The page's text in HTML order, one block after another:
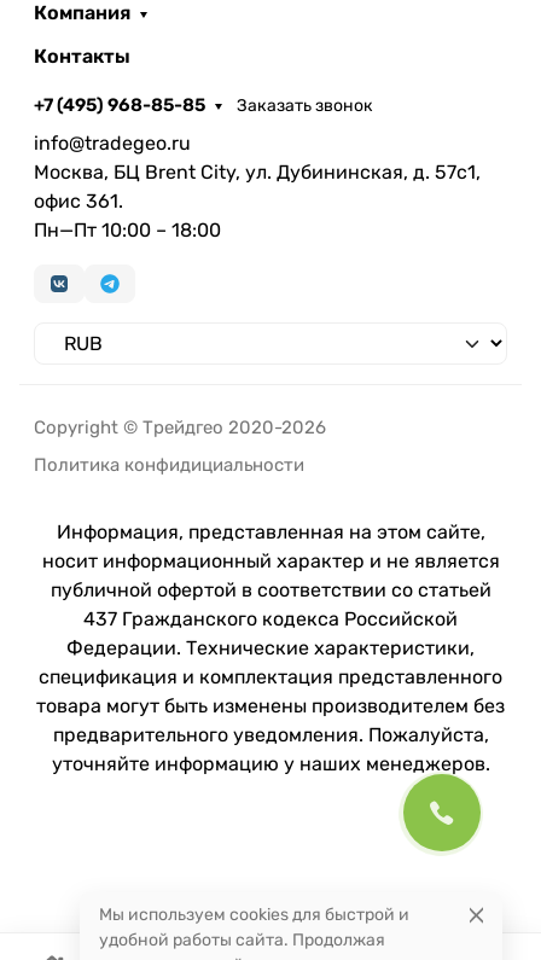
Компания
Контакты
+7 (495) 968-85-85 Заказать звонок
info@tradegeo.ru
Москва, БЦ Brent City, ул. Дубининская, д. 57с1,
офис 361.
Пн—Пт 10:00 – 18:00
Copyright © Трейдгео 2020-2026
Политика конфидициальности
Информация, представленная на этом сайте,
носит информационный характер и не является
публичной офертой в соответствии со статьей
437 Гражданского кодекса Российской
Федерации. Технические характеристики,
спецификация и комплектация представленного
товара могут быть изменены производителем без
предварительного уведомления. Пожалуйста,
уточняйте информацию у наших менеджеров.
Мы используем cookies для быстрой и
удобной работы сайта. Продолжая